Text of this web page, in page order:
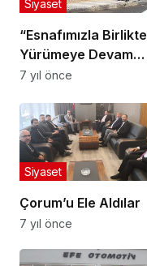
“Esnafımızla Birlikte
Yürümeye Devam
Edeceğiz”
Siyaset
7 yıl önce
Çorum’u Ele Aldılar
Siyaset
7 yıl önce